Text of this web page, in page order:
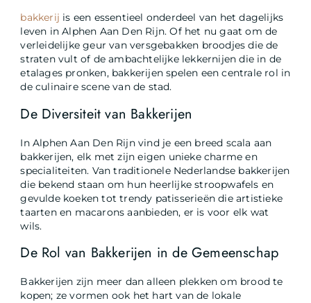
bakkerij is een essentieel onderdeel van het dagelijks
leven in Alphen Aan Den Rijn. Of het nu gaat om de
verleidelijke geur van versgebakken broodjes die de
straten vult of de ambachtelijke lekkernijen die in de
etalages pronken, bakkerijen spelen een centrale rol in
de culinaire scene van de stad.
De Diversiteit van Bakkerijen
In Alphen Aan Den Rijn vind je een breed scala aan
bakkerijen, elk met zijn eigen unieke charme en
specialiteiten. Van traditionele Nederlandse bakkerijen
die bekend staan om hun heerlijke stroopwafels en
gevulde koeken tot trendy patisserieën die artistieke
taarten en macarons aanbieden, er is voor elk wat
wils.
De Rol van Bakkerijen in de Gemeenschap
Bakkerijen zijn meer dan alleen plekken om brood te
kopen; ze vormen ook het hart van de lokale